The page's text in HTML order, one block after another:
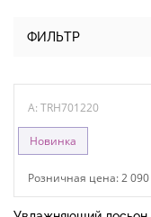
ФИЛЬТР
A: TRH701220
Новинка
Розничная цена: 2